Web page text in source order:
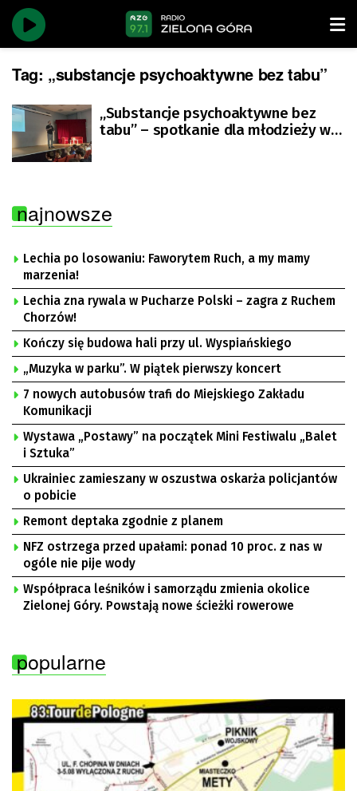
Tag: „substancje psychoaktywne bez tabu”
„Substancje psychoaktywne bez
tabu” – spotkanie dla młodzieży w
najnowsze
Lechia po losowaniu: Faworytem Ruch, a my mamy
marzenia!
Lechia zna rywala w Pucharze Polski – zagra z Ruchem
Chorzów!
Kończy się budowa hali przy ul. Wyspiańskiego
„Muzyka w parku”. W piątek pierwszy koncert
7 nowych autobusów trafi do Miejskiego Zakładu
Komunikacji
Wystawa „Postawy” na początek Mini Festiwalu „Balet
i Sztuka”
Ukrainiec zamieszany w oszustwa oskarża policjantów
o pobicie
Remont deptaka zgodnie z planem
NFZ ostrzega przed upałami: ponad 10 proc. z nas w
ogóle nie pije wody
Współpraca leśników i samorządu zmienia okolice
Zielonej Góry. Powstają nowe ścieżki rowerowe
popularne